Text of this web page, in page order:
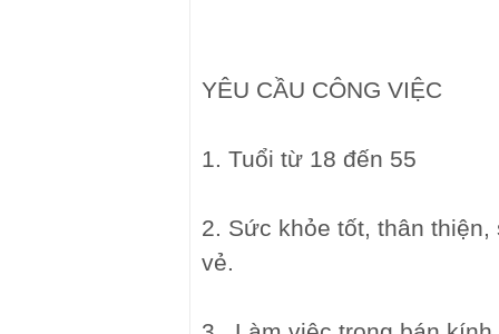
YÊU CẦU CÔNG VIỆC
1. Tuổi từ 18 đến 55
2. Sức khỏe tốt, thân
vẻ.